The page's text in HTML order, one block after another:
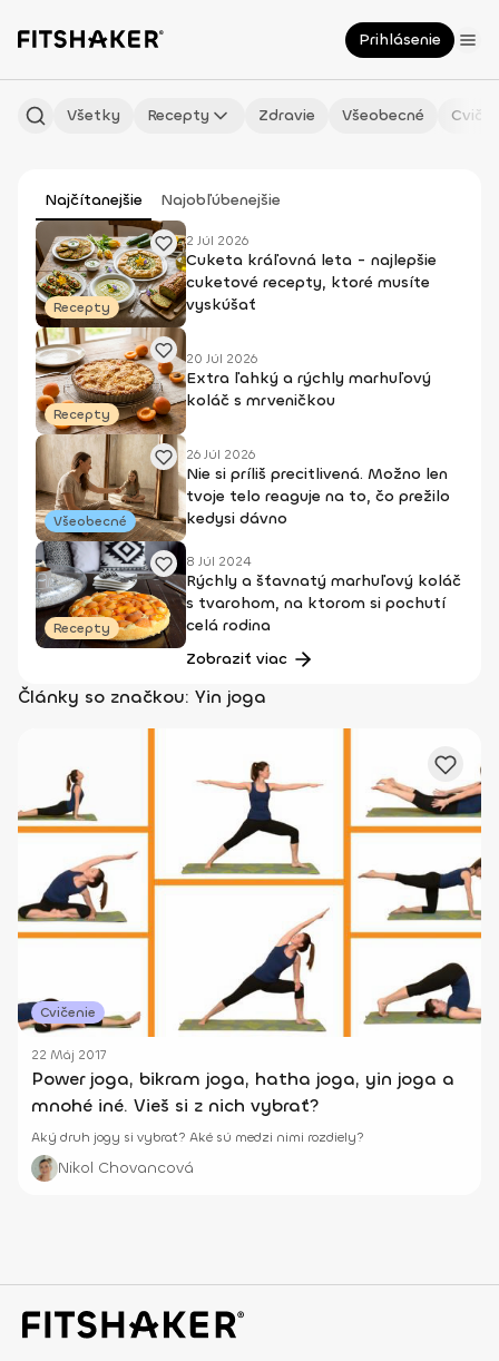
Prihlásenie
Všetky Recepty Zdravie Všeobecné
Najčítanejšie Najobľúbenejšie
Recepty
2 Júl 2026
Cuketa kráľovná leta - najlepšie
cuketové recepty, ktoré musíte
vyskúšať
Recepty
20 Júl 2026
Extra ľahký a rýchly marhuľový
koláč s mrveničkou
Všeobecné
26 Júl 2026
Nie si príliš precitlivená. Možno len
tvoje telo reaguje na to, čo prežilo
kedysi dávno
Recepty
8 Júl 2024
Rýchly a šťavnatý marhuľový koláč
s tvarohom, na ktorom si pochutí
celá rodina
Zobraziť viac
Články so značkou: Yin joga
Cvičenie
22 Máj 2017
Power joga, bikram joga, hatha joga, yin joga a
mnohé iné. Vieš si z nich vybrať?
Aký druh jogy si vybrať? Aké sú medzi nimi rozdiely?
Nikol Chovancová